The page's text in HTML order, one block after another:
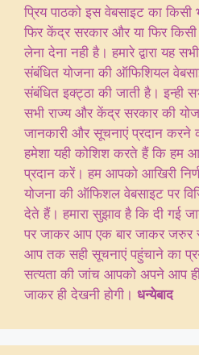
प्रिय पाठको इस वेबसाइट का किसी
फिर केंद्र सरकार और या फिर
लेना देना नही है। हमारे द्वारा यह
संबंधित योजना की ऑफिशियल
संबंधित इक्ट्ठा की जाती है। इन्ही
सभी राज्य और केंद्र सरकार की
जानकारी और सूचनाएं प्रदान
हमेशा यही कोशिश करते हैं कि हम
प्रदान करें। हम आपको आखिरी
योजना की ऑफिशल वेबसाइट पर
देते हैं। हमारा सुझाव है कि दी गई
पर जाकर आप एक बार जाकर
आप तक सही सूचनाएं पहुंचाने का
सत्यता की जांच आपको अपने आप
जाकर ही देखनी होगी। धन्येबाद